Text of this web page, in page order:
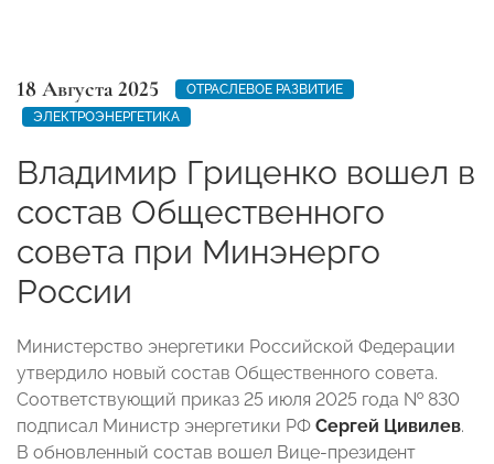
18 Августа 2025
ОТРАСЛЕВОЕ РАЗВИТИЕ
ЭЛЕКТРОЭНЕРГЕТИКА
Владимир Гриценко вошел в
состав Общественного
совета при Минэнерго
России
Министерство энергетики Российской Федерации
утвердило новый состав Общественного совета.
Соответствующий приказ 25 июля 2025 года № 830
подписал Министр энергетики РФ Сергей Цивилев.
В обновленный состав вошел Вице-президент